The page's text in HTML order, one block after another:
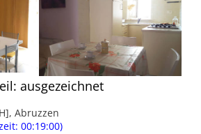
ausgezeichnet
Abruzzen
00:19:00)